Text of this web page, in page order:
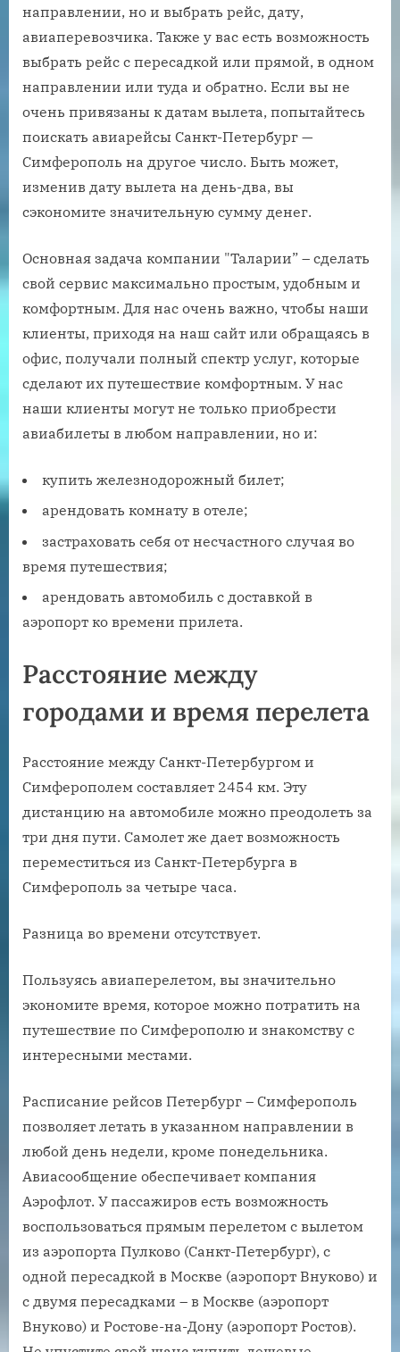
направлении, но и выбрать рейс, дату,
авиаперевозчика. Также у вас есть возможность
выбрать рейс с пересадкой или прямой, в одном
направлении или туда и обратно. Если вы не
очень привязаны к датам вылета, попытайтесь
поискать авиарейсы Санкт-Петербург —
Симферополь на другое число. Быть может,
изменив дату вылета на день-два, вы
сэкономите значительную сумму денег.
Основная задача компании "Таларии” – сделать
свой сервис максимально простым, удобным и
комфортным. Для нас очень важно, чтобы наши
клиенты, приходя на наш сайт или обращаясь в
офис, получали полный спектр услуг, которые
сделают их путешествие комфортным. У нас
наши клиенты могут не только приобрести
авиабилеты в любом направлении, но и:
купить железнодорожный билет;
арендовать комнату в отеле;
застраховать себя от несчастного случая во
время путешествия;
арендовать автомобиль с доставкой в
аэропорт ко времени прилета.
Расстояние между
городами и время перелета
Расстояние между Санкт-Петербургом и
Симферополем составляет 2454 км. Эту
дистанцию на автомобиле можно преодолеть за
три дня пути. Самолет же дает возможность
переместиться из Санкт-Петербурга в
Симферополь за четыре часа.
Разница во времени отсутствует.
Пользуясь авиаперелетом, вы значительно
экономите время, которое можно потратить на
путешествие по Симферополю и знакомству с
интересными местами.
Расписание рейсов Петербург – Симферополь
позволяет летать в указанном направлении в
любой день недели, кроме понедельника.
Авиасообщение обеспечивает компания
Аэрофлот. У пассажиров есть возможность
воспользоваться прямым перелетом с вылетом
из аэропорта Пулково (Санкт-Петербург), с
одной пересадкой в Москве (аэропорт Внуково) и
с двумя пересадками – в Москве (аэропорт
Внуково) и Ростове-на-Дону (аэропорт Ростов).